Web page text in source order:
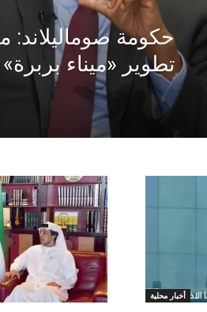
حكومة صوماليلاند:
تطوير «ميناء
أخبار محلية